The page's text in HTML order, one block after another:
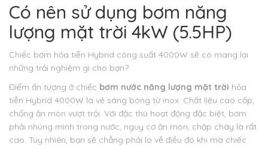
Có nên sử dụng bơm năng
lượng mặt trời 4kW (5.5HP)
Chiếc bơm hỏa tiễn Hybrid công suất 4000W sẽ có mang lại
những trải nghiệm gì cho bạn?
Điểm ấn tượng ở chiếc bơm nước năng lượng mặt trời hỏa
tiễn Hybrid 4000W là vẻ sáng bóng từ inox. Chất liệu cao cấp,
chống ăn mòn vượt trội. Với đặc thù hoạt động đặc biệt, bơm
phải nhúng mình trong nước, nguy cơ ăn mòn, chập cháy là rất
cao. Tuy nhiên, bạn sẽ chẳng phải lo về điều đó khi mà chiếc